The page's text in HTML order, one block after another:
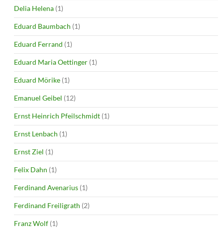
Delia Helena (1)
Eduard Baumbach (1)
Eduard Ferrand (1)
Eduard Maria Oettinger (1)
Eduard Mörike (1)
Emanuel Geibel (12)
Ernst Heinrich Pfeilschmidt (1)
Ernst Lenbach (1)
Ernst Ziel (1)
Felix Dahn (1)
Ferdinand Avenarius (1)
Ferdinand Freiligrath (2)
Franz Wolf (1)